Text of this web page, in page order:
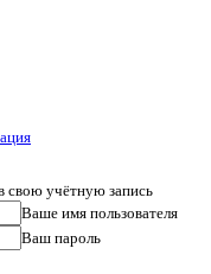
свою учётную запись
Ваше имя пользователя
Ваш пароль